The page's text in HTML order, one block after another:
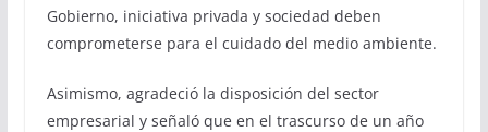
Gobierno, iniciativa privada y sociedad deben
comprometerse para el cuidado del medio ambiente.
Asimismo, agradeció la disposición del sector
empresarial y señaló que en el trascurso de un año